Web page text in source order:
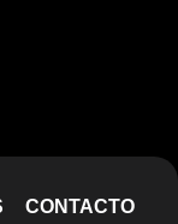
CONTACTO